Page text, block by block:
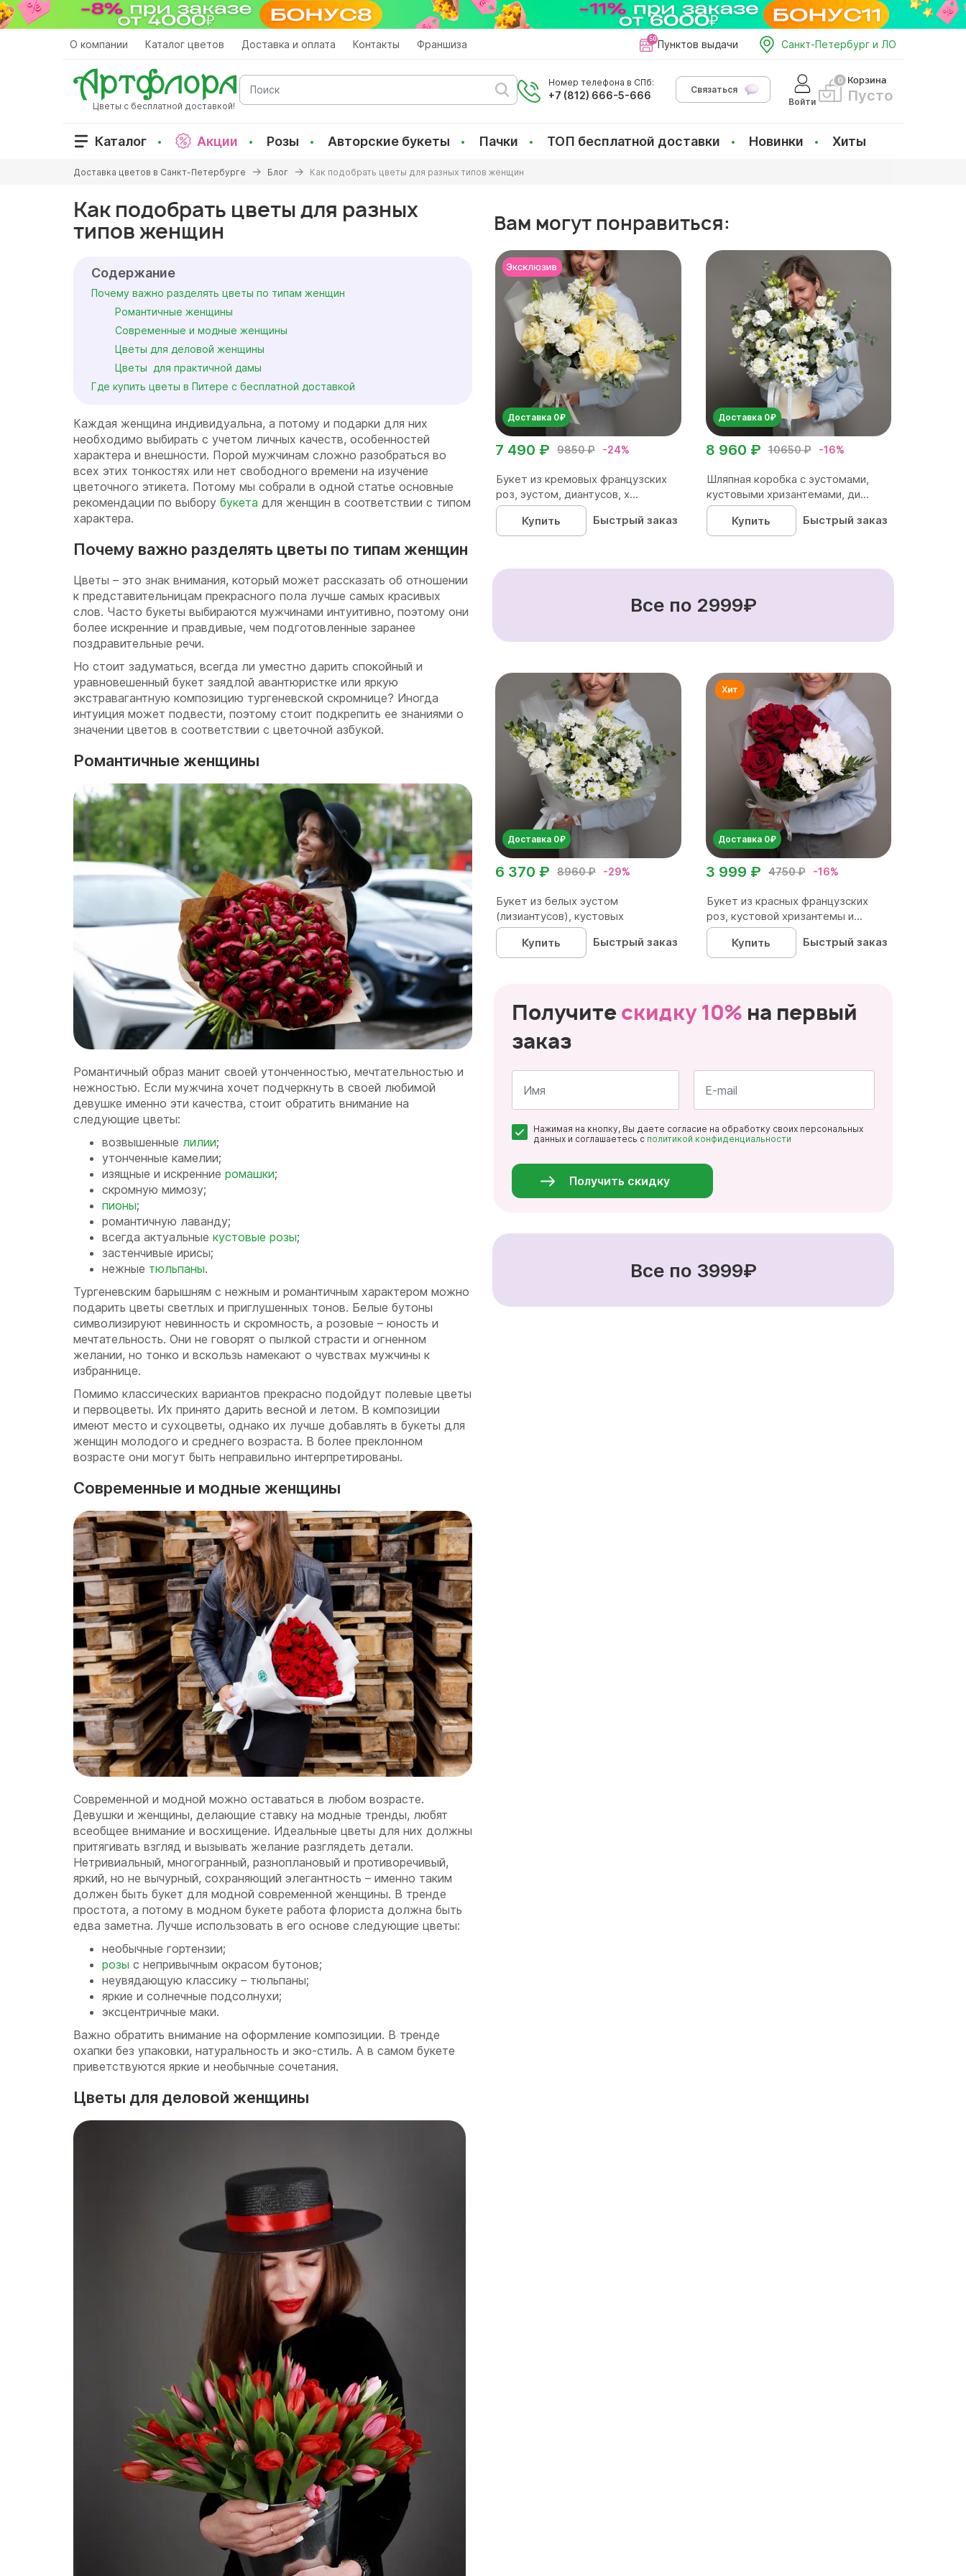
Перейти
к
О компании Каталог цветов Доставка и оплата Контакты Франшиза Пунктов выдачи Санкт-Петербург и ЛО
Цветы с бесплатной доставкой!
Поиск
Номер телефона в СПб:
+7 (812) 666-5-666
Связаться
Войти
Корзина
Пусто
Каталог Акции Розы Авторские букеты Пачки ТОП бесплатной доставки Новинки Хиты
здесь
Доставка цветов в Санкт-Петербурге Блог Как подобрать цветы для разных типов женщин
Как подобрать цветы для разных
типов женщин
Содержание
Почему важно разделять цветы по типам женщин
Романтичные женщины
Современные и модные женщины
Цветы для деловой женщины
Цветы для практичной дамы
Где купить цветы в Питере с бесплатной доставкой
Каждая женщина индивидуальна, а потому и подарки для них
необходимо выбирать с учетом личных качеств, особенностей
характера и внешности. Порой мужчинам сложно разобраться во
всех этих тонкостях или нет свободного времени на изучение
цветочного этикета. Потому мы собрали в одной статье основные
рекомендации по выбору букета для женщин в соответствии с типом
характера.
Почему важно разделять цветы по типам женщин
Цветы – это знак внимания, который может рассказать об отношении
к представительницам прекрасного пола лучше самых красивых
слов. Часто букеты выбираются мужчинами интуитивно, поэтому они
более искренние и правдивые, чем подготовленные заранее
поздравительные речи.
Но стоит задуматься, всегда ли уместно дарить спокойный и
уравновешенный букет заядлой авантюристке или яркую
экстравагантную композицию тургеневской скромнице? Иногда
интуиция может подвести, поэтому стоит подкрепить ее знаниями о
значении цветов в соответствии с цветочной азбукой.
Романтичные женщины
Романтичный образ манит своей утонченностью, мечтательностью и
нежностью. Если мужчина хочет подчеркнуть в своей любимой
девушке именно эти качества, стоит обратить внимание на
следующие цветы:
возвышенные лилии;
утонченные камелии;
изящные и искренние ромашки;
скромную мимозу;
пионы;
романтичную лаванду;
всегда актуальные кустовые розы;
застенчивые ирисы;
нежные тюльпаны.
Тургеневским барышням с нежным и романтичным характером можно
подарить цветы светлых и приглушенных тонов. Белые бутоны
символизируют невинность и скромность, а розовые – юность и
мечтательность. Они не говорят о пылкой страсти и огненном
желании, но тонко и вскользь намекают о чувствах мужчины к
избраннице.
Помимо классических вариантов прекрасно подойдут полевые цветы
и первоцветы. Их принято дарить весной и летом. В композиции
имеют место и сухоцветы, однако их лучше добавлять в букеты для
женщин молодого и среднего возраста. В более преклонном
возрасте они могут быть неправильно интерпретированы.
Современные и модные женщины
Современной и модной можно оставаться в любом возрасте.
Девушки и женщины, делающие ставку на модные тренды, любят
всеобщее внимание и восхищение. Идеальные цветы для них должны
притягивать взгляд и вызывать желание разглядеть детали.
Нетривиальный, многогранный, разноплановый и противоречивый,
яркий, но не вычурный, сохраняющий элегантность – именно таким
должен быть букет для модной современной женщины. В тренде
простота, а потому в модном букете работа флориста должна быть
едва заметна. Лучше использовать в его основе следующие цветы:
необычные гортензии;
розы с непривычным окрасом бутонов;
неувядающую классику – тюльпаны;
яркие и солнечные подсолнухи;
эксцентричные маки.
Важно обратить внимание на оформление композиции. В тренде
охапки без упаковки, натуральность и эко-стиль. А в самом букете
приветствуются яркие и необычные сочетания.
Цветы для деловой женщины
Вам могут понравиться:
Доставка 0₽
9850 ₽ -24%
7 490 ₽
Букет из кремовых французских
роз, эустом, диантусов, х...
Купить
Быстрый заказ
Доставка 0₽
10650 ₽ -16%
8 960 ₽
Шляпная коробка с эустомами,
кустовыми хризантемами, ди...
Купить
Быстрый заказ
Все по 2999₽
Доставка 0₽
8960 ₽ -29%
6 370 ₽
Букет из белых эустом
(лизиантусов), кустовых
хризантем...
Купить
Быстрый заказ
Доставка 0₽
4750 ₽ -16%
3 999 ₽
Букет из красных французских
роз, кустовой хризантемы и...
Купить
Быстрый заказ
Получитескидку 10% на первый
заказ
*
*
Нажимая на кнопку, Вы даете согласие на обработку своих персональных
данных и соглашаетесь с политикой конфиденциальности
Получить скидку
Все по 3999₽